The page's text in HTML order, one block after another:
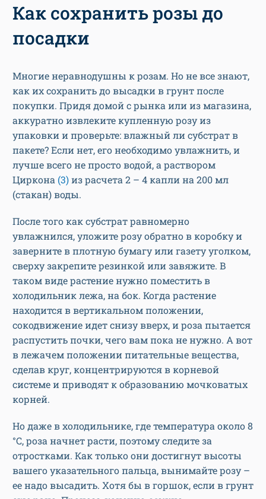
Как сохранить розы до
посадки
Многие неравнодушны к розам. Но не все знают,
как их сохранить до высадки в грунт после
покупки. Придя домой с рынка или из магазина,
аккуратно извлеките купленную розу из
упаковки и проверьте: влажный ли субстрат в
пакете? Если нет, его необходимо увлажнить, и
лучше всего не просто водой, а раствором
Циркона (3)из расчета 2 – 4 капли на 200 мл
(стакан) воды.
После того как субстрат равномерно
увлажнился, уложите розу обратно в коробку и
заверните в плотную бумагу или газету уголком,
сверху закрепите резинкой или завяжите. В
таком виде растение нужно поместить в
холодильник лежа, на бок. Когда растение
находится в вертикальном положении,
сокодвижение идет снизу вверх, и роза пытается
распустить почки, чего вам пока не нужно. А вот
в лежачем положении питательные вещества,
сделав круг, концентрируются в корневой
системе и приводят к образованию мочковатых
корней.
Но даже в холодильнике, где температура около 8
°С, роза начнет расти, поэтому следите за
отростками. Как только они достигнут высоты
вашего указательного пальца, вынимайте розу –
ее надо высадить. Хотя бы в горшок, если в грунт